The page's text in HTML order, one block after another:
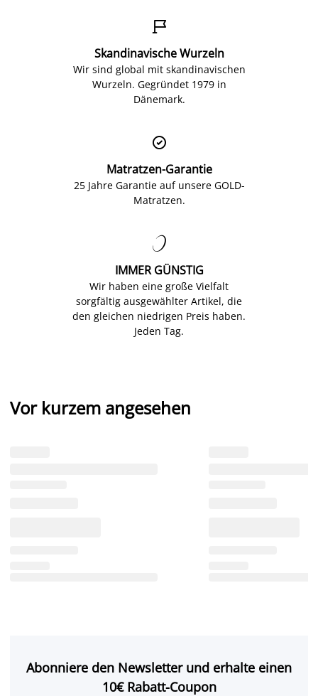

Skandinavische Wurzeln
Wir sind global mit skandinavischen
Wurzeln. Gegründet 1979 in
Dänemark.

Matratzen-Garantie
25 Jahre Garantie auf unsere GOLD-
Matratzen.

IMMER GÜNSTIG
Wir haben eine große Vielfalt
sorgfältig ausgewählter Artikel, die
den gleichen niedrigen Preis haben.
Jeden Tag.
Vor kurzem angesehen
Abonniere den Newsletter und erhalte einen
10€ Rabatt-Coupon